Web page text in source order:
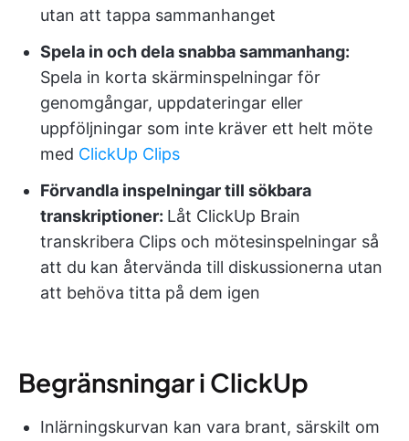
utan att tappa sammanhanget
Spela in och dela snabba sammanhang:
Spela in korta skärminspelningar för
genomgångar, uppdateringar eller
uppföljningar som inte kräver ett helt möte
med ClickUp Clips
Förvandla inspelningar till sökbara
transkriptioner: Låt ClickUp Brain
transkribera Clips och mötesinspelningar så
att du kan återvända till diskussionerna utan
att behöva titta på dem igen
Begränsningar i ClickUp
Inlärningskurvan kan vara brant, särskilt om